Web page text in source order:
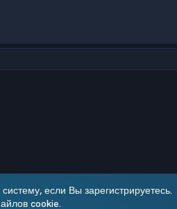
если Вы зарегистрируетесь.
cookie.